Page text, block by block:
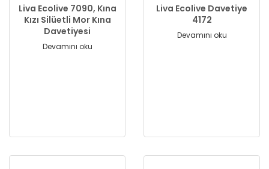
Liva Ecolive 7090, Kına
Kızı Silüetli Mor Kına
Davetiyesi
Devamını oku
Liva Ecolive Davetiye
4172
Devamını oku